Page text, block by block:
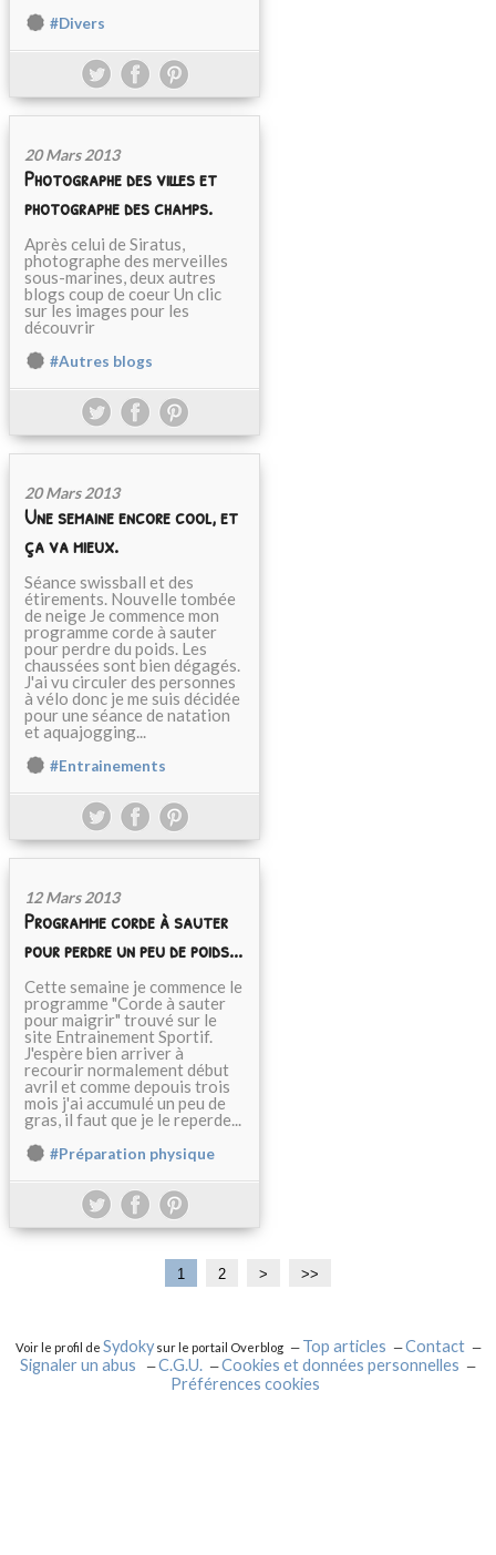
#Divers
20 Mars 2013
Photographe des villes et
photographe des champs.
Après celui de Siratus,
photographe des merveilles
sous-marines, deux autres
blogs coup de coeur Un clic
sur les images pour les
découvrir
#Autres blogs
20 Mars 2013
Une semaine encore cool, et
ça va mieux.
Séance swissball et des
étirements. Nouvelle tombée
de neige Je commence mon
programme corde à sauter
pour perdre du poids. Les
chaussées sont bien dégagés.
J'ai vu circuler des personnes
à vélo donc je me suis décidée
pour une séance de natation
et aquajogging...
#Entrainements
12 Mars 2013
Programme corde à sauter
pour perdre un peu de poids...
Cette semaine je commence le
programme "Corde à sauter
pour maigrir" trouvé sur le
site Entrainement Sportif.
J'espère bien arriver à
recourir normalement début
avril et comme depouis trois
mois j'ai accumulé un peu de
gras, il faut que je le reperde...
#Préparation physique
1 2 > >>
Voir le profil de Sydokysur le portail Overblog Top articles
Contact
Signaler un abus
C.G.U.
Cookies et données personnelles
Préférences cookies